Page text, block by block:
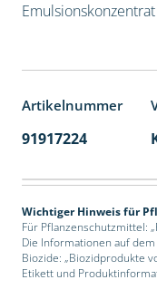
Emulsionskonzentrat
Artikelnummer
91917224
Wichtiger Hinweis für
Für Pflanzenschutzmittel:
Die Informationen auf
Biozide: „Biozidprodukte
Etikett und